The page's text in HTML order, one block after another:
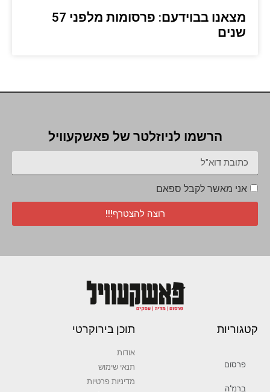
מצאנו בבוידעם: פרסומות מלפני 57
שנים
הרשמו לניוזלטר של פאשקעוויל
אני מאשר לקבל ספאם
רוצה להצטרף!!!
קטגוריות
פרסום
ברנז’ה
תוכן בירוקרטי
אודות
תנאי שימוש
מדיניות פרטיות